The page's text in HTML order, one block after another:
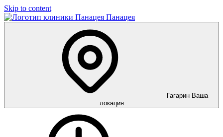
Skip to content
Панацея
Гагарин Ваша
локация